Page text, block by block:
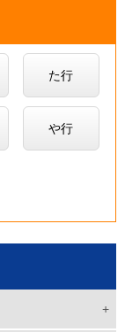
た行
や行